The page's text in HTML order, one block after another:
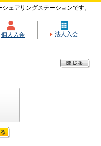
ェアリングステーションです。
個人入会 法人入会